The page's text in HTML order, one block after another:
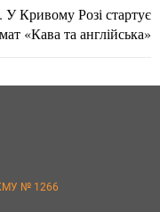
Кривому Розі стартує
«Кава та англійська»
№ 1266